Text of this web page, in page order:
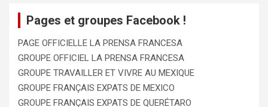
Pages et groupes Facebook !
PAGE OFFICIELLE LA PRENSA FRANCESA
GROUPE OFFICIEL LA PRENSA FRANCESA
GROUPE TRAVAILLER ET VIVRE AU MEXIQUE
GROUPE FRANÇAIS EXPATS DE MEXICO
GROUPE FRANÇAIS EXPATS DE QUERÉTARO